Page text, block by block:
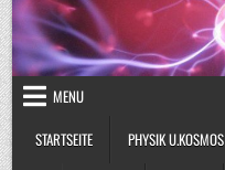
MENU
STARTSEITE
PHYSIK U.KOSMOS